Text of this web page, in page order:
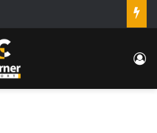
تسجيل الدخول